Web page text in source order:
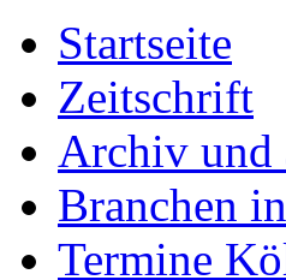
Startseite
Zeitschrift
Archiv und
Branchen
Termine